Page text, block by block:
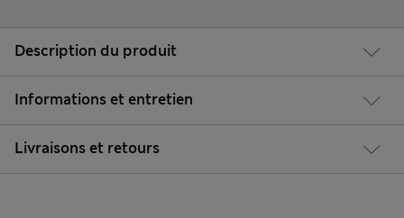
Description du produit
Informations et entretien
Livraisons et retours